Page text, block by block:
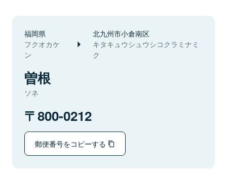
福岡県
フクオカケ
ン
北九州市小倉南区
キタキュウシュウシコクラミナミ
ク
曽根
ソネ
800-0212
郵便番号をコピーする